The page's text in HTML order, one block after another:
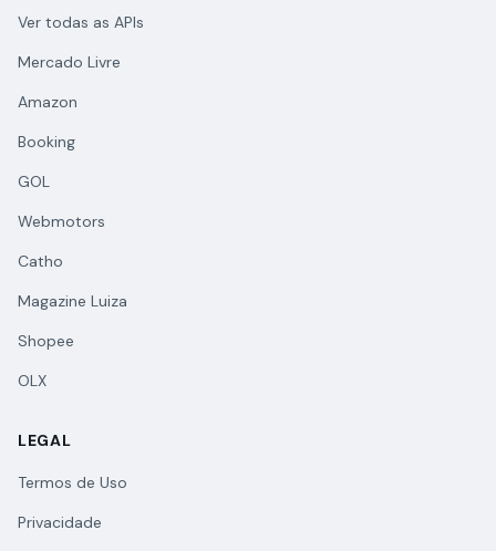
Ver todas as APIs
Mercado Livre
Amazon
Booking
GOL
Webmotors
Catho
Magazine Luiza
Shopee
OLX
LEGAL
Termos de Uso
Privacidade